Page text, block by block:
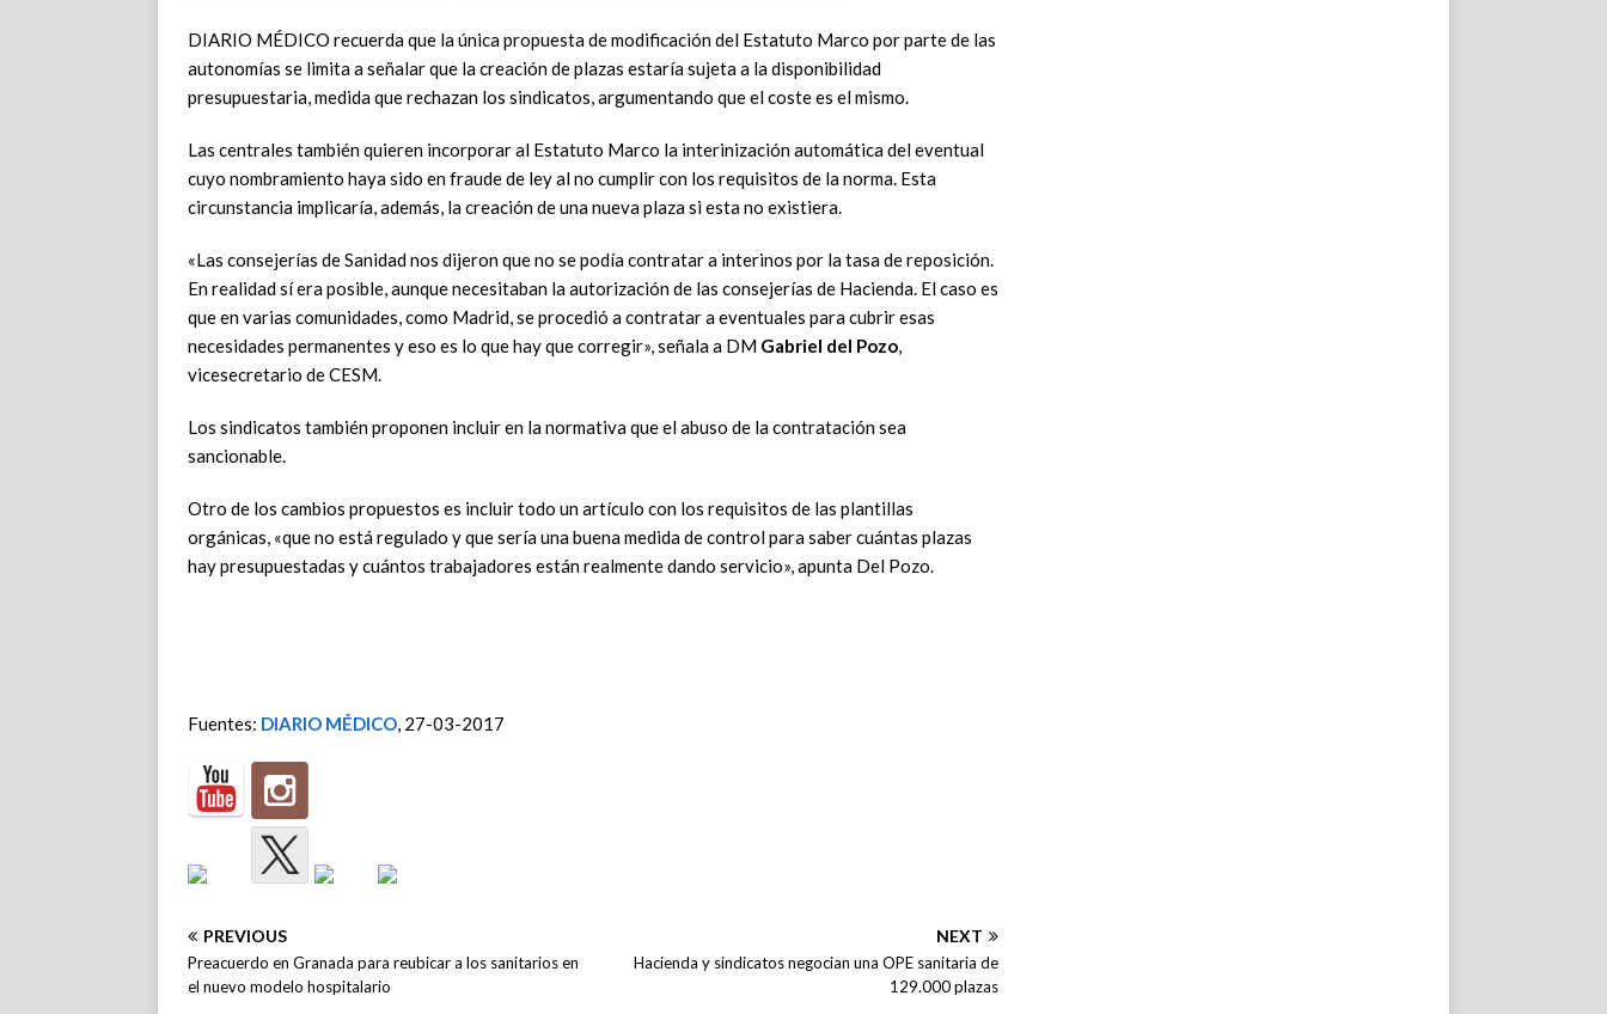
DIARIO MÉDICO recuerda que la única propuesta de modificación del Estatuto Marco por parte de las
autonomías se limita a señalar que la creación de plazas estaría sujeta a la disponibilidad
presupuestaria, medida que rechazan los sindicatos, argumentando que el coste es el mismo.
Las centrales también quieren incorporar al Estatuto Marco la interinización automática del eventual
cuyo nombramiento haya sido en fraude de ley al no cumplir con los requisitos de la norma. Esta
circunstancia implicaría, además, la creación de una nueva plaza si esta no existiera.
«Las consejerías de Sanidad nos dijeron que no se podía contratar a interinos por la tasa de reposición.
En realidad sí era posible, aunque necesitaban la autorización de las consejerías de Hacienda. El caso es
que en varias comunidades, como Madrid, se procedió a contratar a eventuales para cubrir esas
necesidades permanentes y eso es lo que hay que corregir», señala a DM Gabriel del Pozo,
vicesecretario de CESM.
Los sindicatos también proponen incluir en la normativa que el abuso de la contratación sea
sancionable.
Otro de los cambios propuestos es incluir todo un artículo con los requisitos de las plantillas
orgánicas, «que no está regulado y que sería una buena medida de control para saber cuántas plazas
hay presupuestadas y cuántos trabajadores están realmente dando servicio», apunta Del Pozo.
Fuentes: DIARIO MÉDICO, 27-03-2017
PREVIOUS
Preacuerdo en Granada para reubicar a los sanitarios en
el nuevo modelo hospitalario
NEXT
Hacienda y sindicatos negocian una OPE sanitaria de
129.000 plazas